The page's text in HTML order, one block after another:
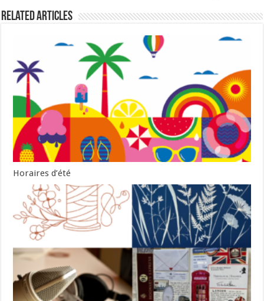
Related Articles
Horaires d’été